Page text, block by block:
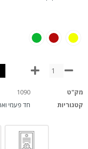
מק"ט
1090
קטגוריות
חד פעמי